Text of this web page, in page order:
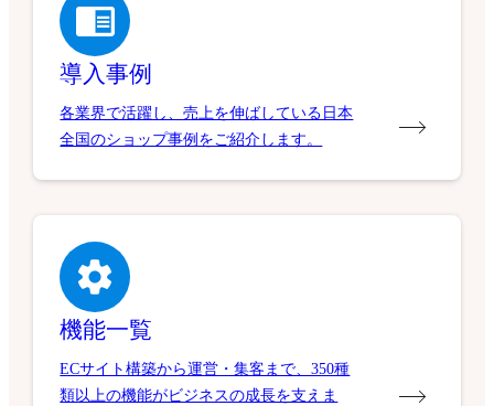
導入事例
各業界で活躍し、売上を伸ばしている日本
全国のショップ事例をご紹介します。
機能一覧
ECサイト構築から運営・集客まで、350種
類以上の機能がビジネスの成長を支えま